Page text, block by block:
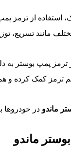
استفاده از ترمز
مختلف مانند
ترمز پمپ بوستر
ترمز کمک کرده
ماندو در خودروها
ماندو